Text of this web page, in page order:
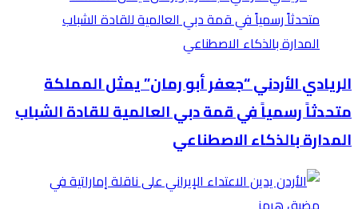
الريادي الأردني “جعفر أبو رمان” يمثل المملكة
متحدثاً رسمياً في قمة دبي العالمية للقادة الشباب
المدارة بالذكاء الاصطناعي